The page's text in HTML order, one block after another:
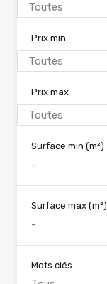
Toutes
Prix min
Toutes
Prix max
Toutes
Surface min (m²)
Surface max (m²)
Mots clés